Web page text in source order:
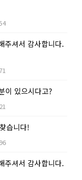
주셔서 감사합니다.
이 있으시다고?
습니다!
주셔서 감사합니다.